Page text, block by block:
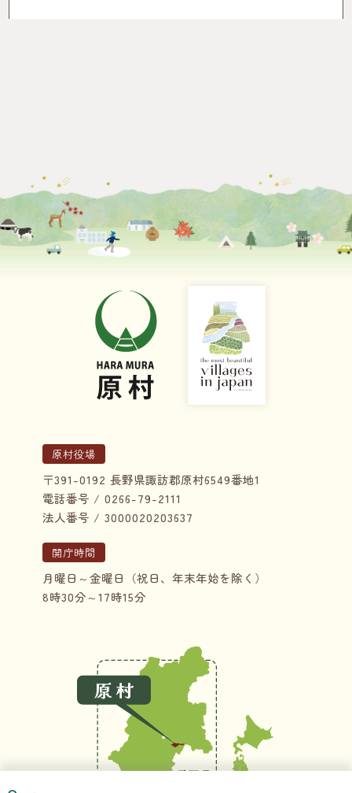
原村役場
〒391-0192 長野県諏訪郡原村6549番地1
電話番号 / 0266-79-2111
法人番号 / 3000020203637
開庁時間
月曜日～金曜日（祝日、年末年始を除く）
8時30分～17時15分